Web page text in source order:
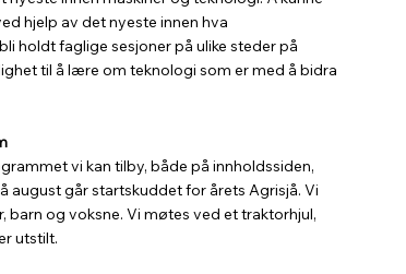
hjelp av det nyeste innen hva
holdt faglige sesjoner på ulike steder på
til å lære om teknologi som er med å bidra
vi kan tilby, både på innholdssiden,
august går startskuddet for årets Agrisjå. Vi
barn og voksne. Vi møtes ved et traktorhjul,
utstilt.